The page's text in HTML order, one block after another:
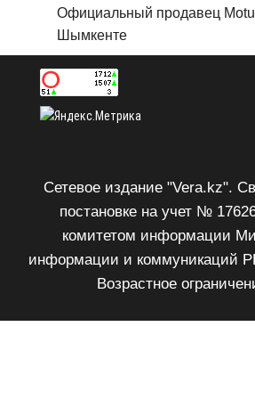
Официальный продавец
Шымкенте
Сетевое издание "Vera.kz".
постановке на учет №
комитетом информации
информации и коммуникаций
Возрастное